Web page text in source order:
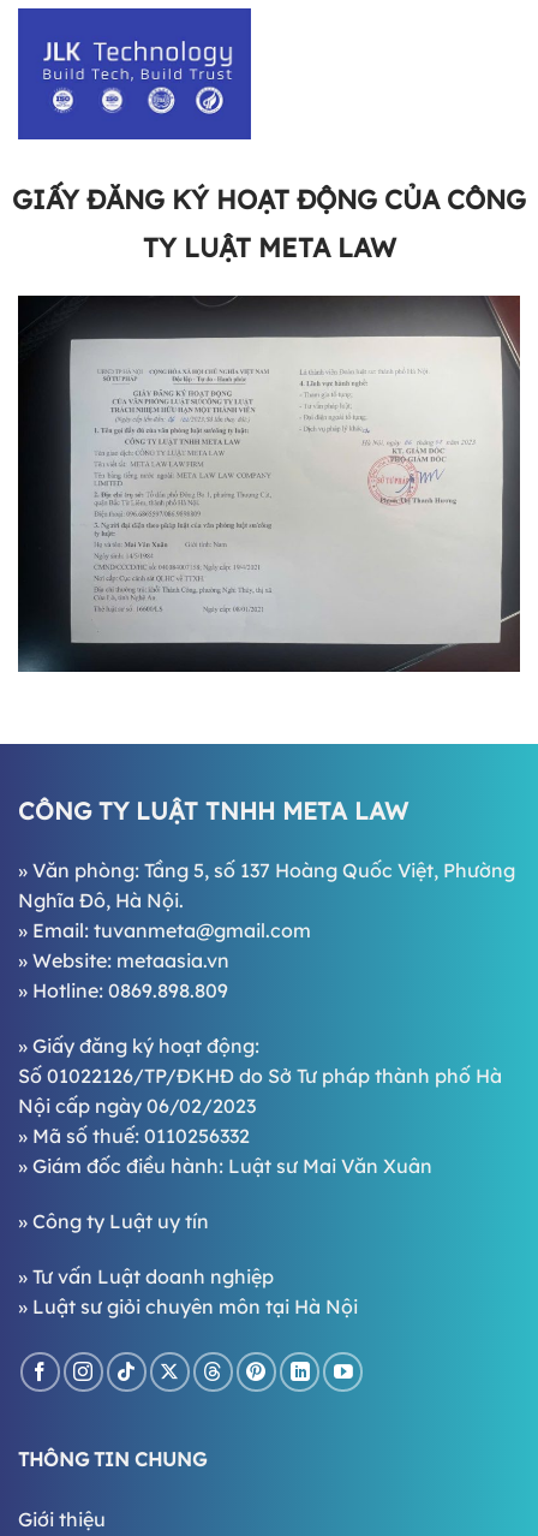
GIẤY ĐĂNG KÝ HOẠT ĐỘNG CỦA CÔNG
TY LUẬT META LAW
CÔNG TY LUẬT TNHH META LAW
» Văn phòng: Tầng 5, số 137 Hoàng Quốc Việt, Phường
Nghĩa Đô, Hà Nội.
» Email: tuvanmeta@gmail.com
» Website: metaasia.vn
» Hotline: 0869.898.809
» Giấy đăng ký hoạt động:
Số 01022126/TP/ĐKHĐ do Sở Tư pháp thành phố Hà
Nội cấp ngày 06/02/2023
» Mã số thuế: 0110256332
» Giám đốc điều hành: Luật sư Mai Văn Xuân
» Công ty Luật uy tín
» Tư vấn Luật doanh nghiệp
» Luật sư giỏi chuyên môn tại Hà Nội
THÔNG TIN CHUNG
Giới thiệu